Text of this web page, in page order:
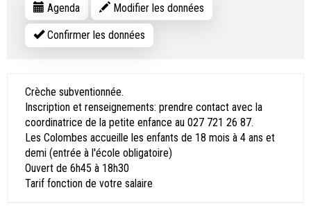
Agenda Modifier les données
Confirmer les données
Crèche subventionnée.
Inscription et renseignements: prendre contact avec la
coordinatrice de la petite enfance au 027 721 26 87.
Les Colombes accueille les enfants de 18 mois à 4 ans et
demi (entrée à l'école obligatoire)
Ouvert de 6h45 à 18h30
Tarif fonction de votre salaire